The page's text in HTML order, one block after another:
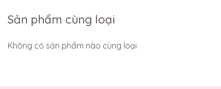
Sản phẩm cùng loại
Không có sản phẩm nào cùng loại